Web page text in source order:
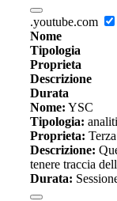
.youtube.com
Nome
Tipologia
Proprieta
Descrizione
Durata
Nome: YSC
Tipologia:
Proprieta:
Descrizione:
tenere traccia
Durata: